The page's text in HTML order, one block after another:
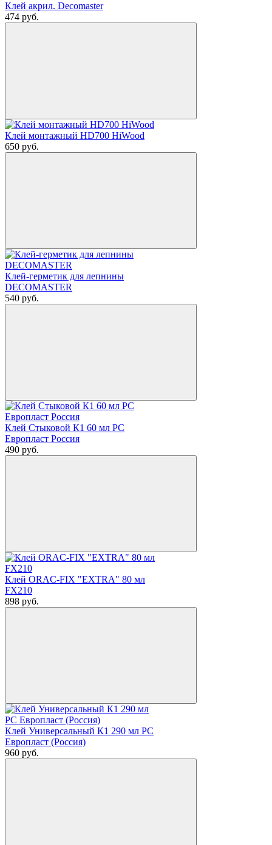
Клей акрил. Decomaster
474 руб.
Клей монтажный HD700 HiWood
650 руб.
Клей-герметик для лепнины
DECOMASTER
540 руб.
Клей Стыковой К1 60 мл РС
Европласт Россия
490 руб.
Клей ORAC-FIX "EXTRA" 80 мл
FX210
898 руб.
Клей Универсальный К1 290 мл РС
Европласт (Россия)
960 руб.